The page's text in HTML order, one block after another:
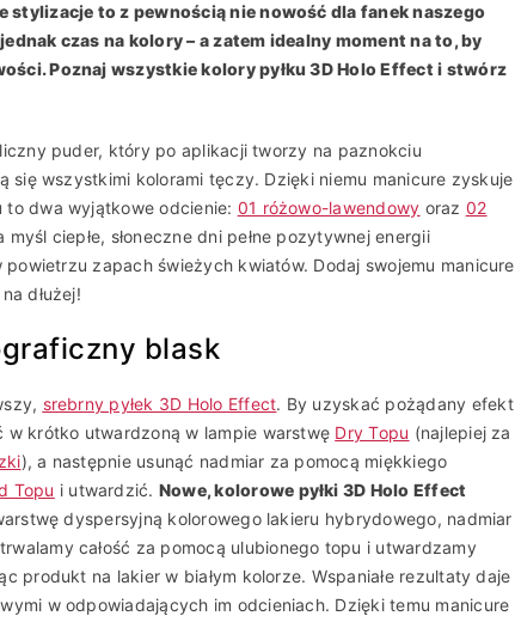
to z pewnością nie nowość dla fanek naszego
czas na kolory – a zatem idealny moment na to, by
Poznaj wszystkie kolory pyłku 3D Holo Effect i stwórz
puder, który po aplikacji tworzy na paznokciu
się wszystkimi kolorami tęczy. Dzięki niemu manicure zyskuje
to dwa wyjątkowe odcienie: 01 różowo-lawendowy oraz 02
ciepłe, słoneczne dni pełne pozytywnej energii
zapach świeżych kwiatów. Dodaj swojemu manicure
dłużej!
blask
srebrny pyłek 3D Holo Effect. By uzyskać pożądany efekt
krótko utwardzoną w lampie warstwę Dry Topu (najlepiej za
), a następnie usunąć nadmiar za pomocą miękkiego
Topu i utwardzić. Nowe, kolorowe pyłki 3D Holo Effect
dyspersyjną kolorowego lakieru hybrydowego, nadmiar
całość za pomocą ulubionego topu i utwardzamy
produkt na lakier w białym kolorze. Wspaniałe rezultaty daje
w odpowiadających im odcieniach. Dzięki temu manicure